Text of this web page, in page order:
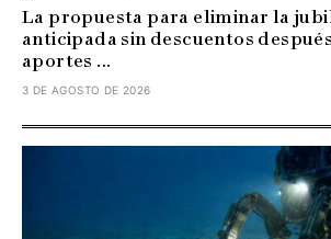
La propuesta para eliminar la
anticipada sin descuentos
aportes ...
3 DE AGOSTO DE 2026